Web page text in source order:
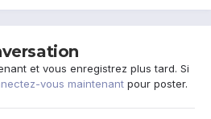
et vous enregistrez plus tard. Si
vous maintenant pour poster.